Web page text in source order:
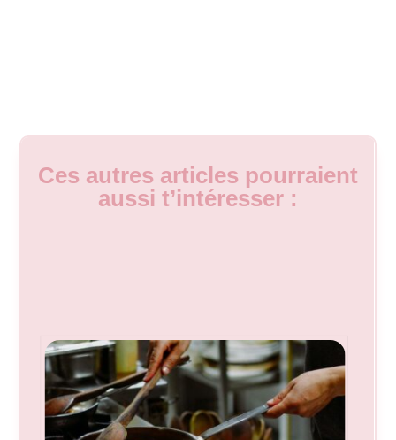
Ces autres articles pourraient
aussi t’intéresser :